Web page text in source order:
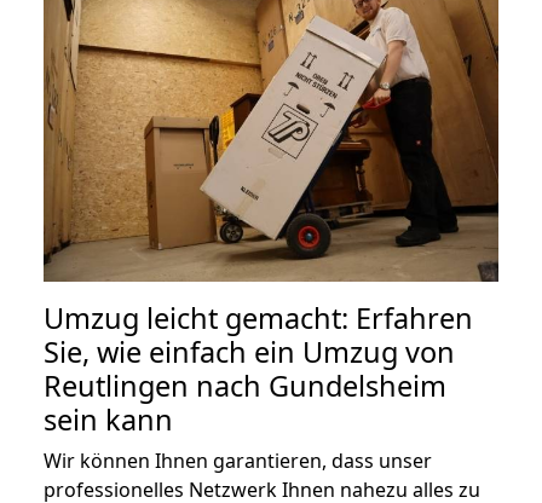
Umzug leicht gemacht: Erfahren
Sie, wie einfach ein Umzug von
Reutlingen nach Gundelsheim
sein kann
Wir können Ihnen garantieren, dass unser
professionelles Netzwerk Ihnen nahezu alles zu